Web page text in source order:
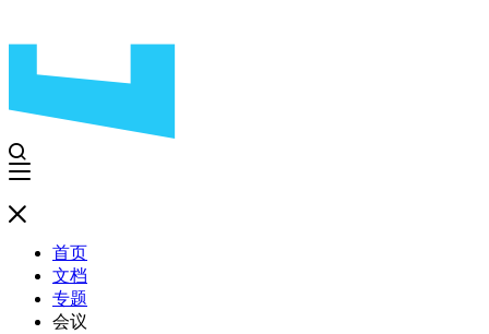
首页
文档
专题
会议